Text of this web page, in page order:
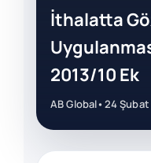
İthalatta
2013/10 Ek
AB Global• 24 Şubat